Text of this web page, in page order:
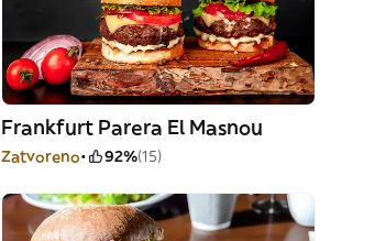
Frankfurt Parera El Masnou
Zatvoreno 92%(15)